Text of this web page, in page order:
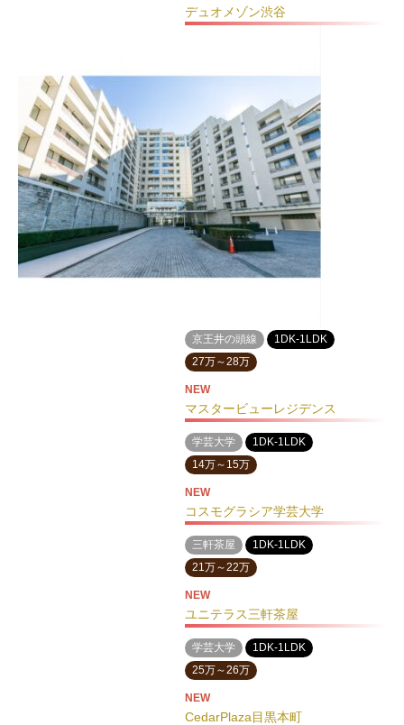
デュオメゾン渋谷
京王井の頭線
1DK-1LDK
27万～28万
NEW
マスタービューレジデンス
学芸大学
1DK-1LDK
14万～15万
NEW
コスモグラシア学芸大学
三軒茶屋
1DK-1LDK
21万～22万
NEW
ユニテラス三軒茶屋
学芸大学
1DK-1LDK
25万～26万
NEW
CedarPlaza目黒本町